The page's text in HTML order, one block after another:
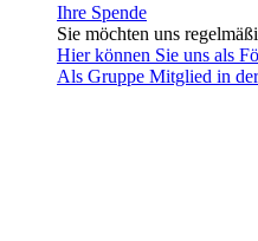
Ihre Spende
Sie möchten uns
Hier können Sie uns als
Als Gruppe Mitglied in